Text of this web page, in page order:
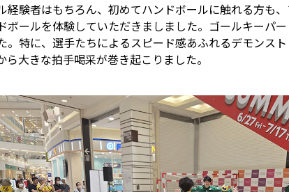
経験者はもちろん、初めてハンドボールに触れる方も
ボールを体験していただきましました。ゴールキーパ
。特に、選手たちによるスピード感あふれるデモンス
ら大きな拍手喝采が巻き起こりました。